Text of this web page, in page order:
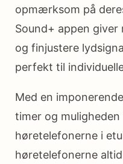
opmærksom på
Sound+ appen
og finjustere
perfekt til
Med en
timer og
høretelefonerne i
høretelefonerne